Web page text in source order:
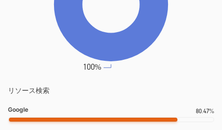
リソース検索
Google 80.47%